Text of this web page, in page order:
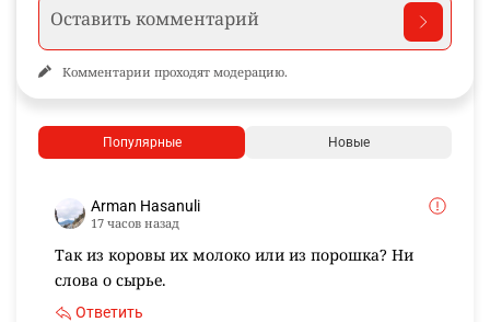
Комментарии проходят модерацию.
Популярные Новые
Arman Hasanuli
17 часов назад
Так из коровы их молоко или из порошка? Ни
слова о сырье.
Ответить